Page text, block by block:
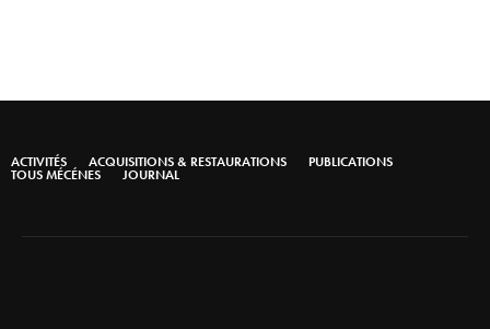
ACTIVITÉS ACQUISITIONS & RESTAURATIONS PUBLICATIONS
TOUS MÉCÉNES JOURNAL